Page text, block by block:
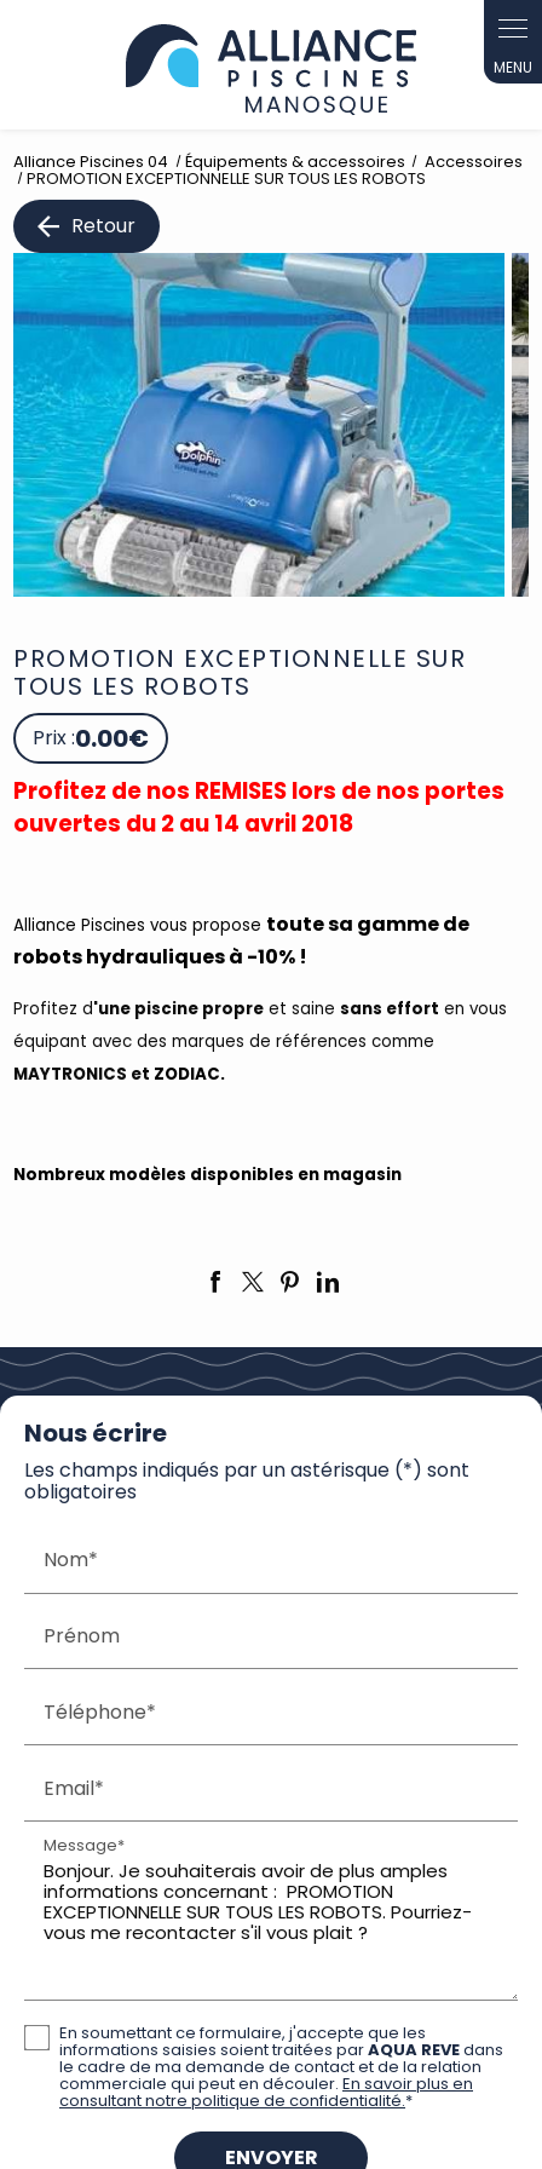
Alliance Piscines 04 Équipements & accessoires Accessoires
PROMOTION EXCEPTIONNELLE SUR TOUS LES ROBOTS
Retour
PROMOTION EXCEPTIONNELLE SUR
TOUS LES ROBOTS
Prix :0.00€
Profitez de nos REMISES lors de nos portes
ouvertes du 2 au 14 avril 2018
Alliance Piscines vous propose toute sa gamme de
robots hydrauliques à -10% !
Profitez d'une piscine propre et sainesans effort en vous
équipant avec des marques de références comme
MAYTRONICS et ZODIAC.
Nombreux modèles disponibles en magasin
Nous écrire
Les champs indiqués par un astérisque (*) sont
obligatoires
Nom*
Prénom
Téléphone*
Email*
Message*
En soumettant ce formulaire, j'accepte que les
informations saisies soient traitées parAQUA REVEdans
le cadre de ma demande de contact et de la relation
commerciale qui peut en découler. En savoir plus en
consultant notre politique de confidentialité.*